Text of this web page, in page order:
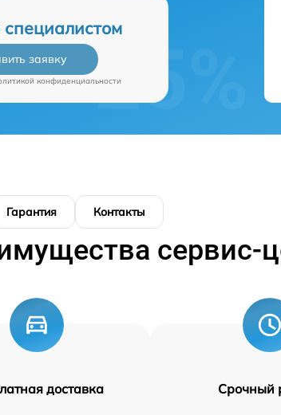
специалистом
заявку
конфиденциальности
Гарантия Контакты
сервис-
доставка Срочный